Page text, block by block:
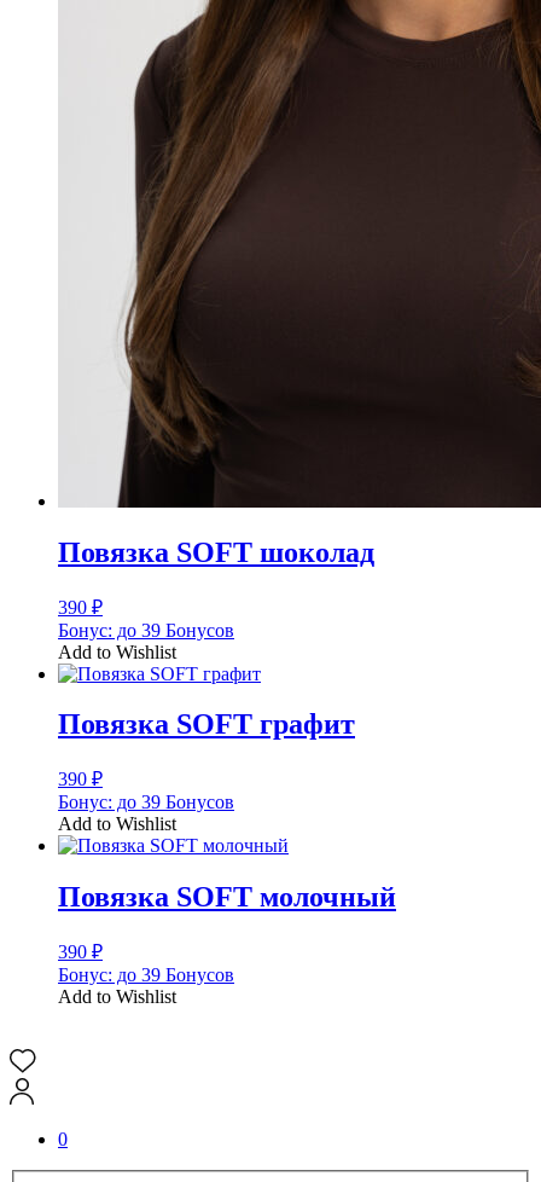
Повязка SOFT шоколад
390 ₽
Бонус: до 39 Бонусов
Add to Wishlist
Повязка SOFT графит
390 ₽
Бонус: до 39 Бонусов
Add to Wishlist
Повязка SOFT молочный
390 ₽
Бонус: до 39 Бонусов
Add to Wishlist
0